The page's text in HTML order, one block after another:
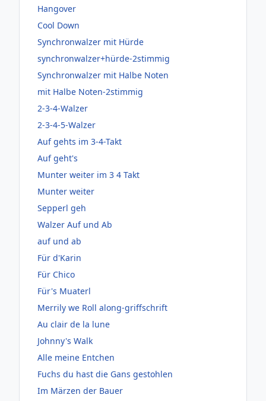
Hangover
Cool Down
Synchronwalzer mit Hürde
synchronwalzer+hürde-2stimmig
Synchronwalzer mit Halbe Noten
mit Halbe Noten-2stimmig
2-3-4-Walzer
2-3-4-5-Walzer
Auf gehts im 3-4-Takt
Auf geht's
Munter weiter im 3 4 Takt
Munter weiter
Sepperl geh
Walzer Auf und Ab
auf und ab
Für d'Karin
Für Chico
Für's Muaterl
Merrily we Roll along-griffschrift
Au clair de la lune
Johnny's Walk
Alle meine Entchen
Fuchs du hast die Gans gestohlen
Im Märzen der Bauer